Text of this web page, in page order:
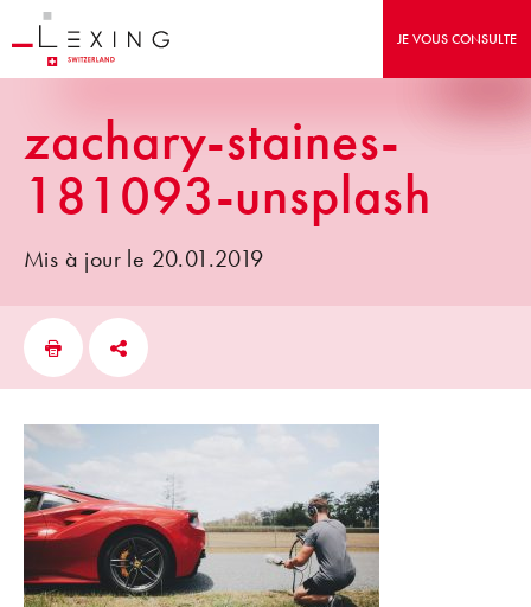
JE VOUS CONSULTE
zachary-staines-
181093-unsplash
Mis à jour le 20.01.2019